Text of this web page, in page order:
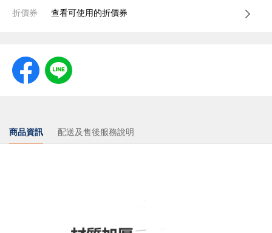
折價券 查看可使用的折價券
商品資訊 配送及售後服務說明